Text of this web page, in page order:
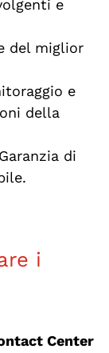
e
del miglior
e
della
di
i
Center